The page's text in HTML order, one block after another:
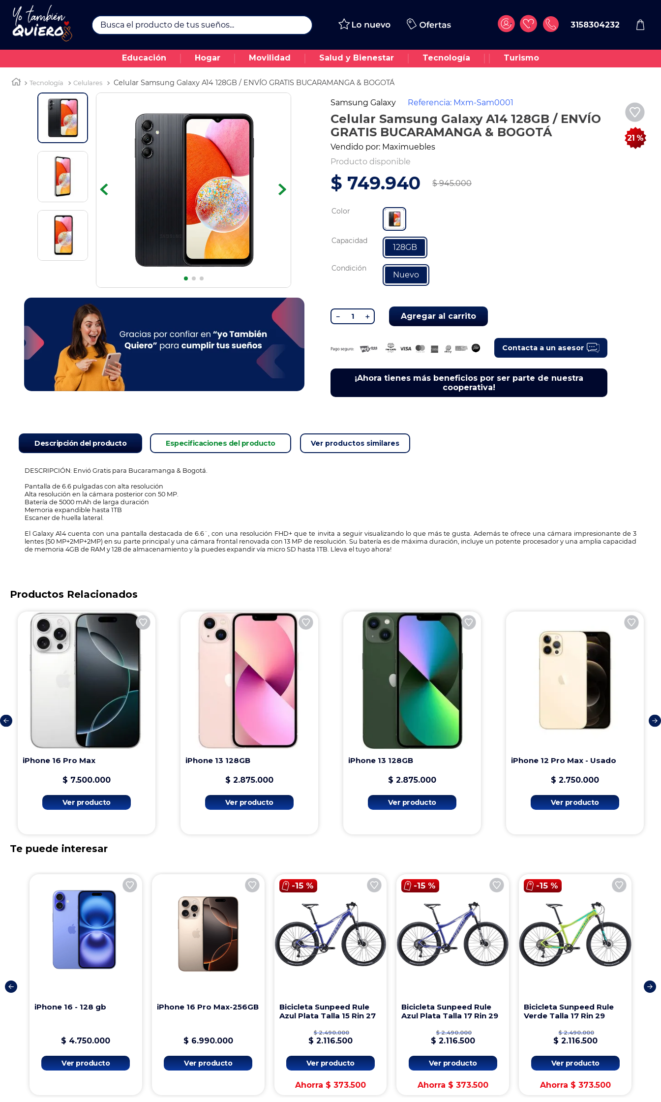
Busca el producto de tus sueños...
3158304232
Educación Hogar Movilidad Salud y Bienestar Tecnología Turismo
Tecnología Celulares Celular Samsung Galaxy A14 128GB / ENVÍO GRATIS BUCARAMANGA & BOGOTÁ
Samsung Galaxy Referencia: Mxm-Sam0001
Celular Samsung Galaxy A14 128GB / ENVÍO
GRATIS BUCARAMANGA & BOGOTÁ
Vendido por: Maximuebles
Producto disponible
$ 749.940 $ 945.000
Color
Capacidad
128GB
Condición
Nuevo
＋
－ Agregar al carrito
Contacta a un asesor
¡Ahora tienes más beneficios por ser parte de nuestra
cooperativa!
21 %
Descripción del producto Especificaciones del producto Ver productos similares
DESCRIPCIÓN: Envió Gratis para Bucaramanga & Bogotá.
Pantalla de 6.6 pulgadas con alta resolución
Alta resolución en la cámara posterior con 50 MP.
Batería de 5000 mAh de larga duración
Memoria expandible hasta 1TB
Escaner de huella lateral.
El Galaxy A14 cuenta con una pantalla destacada de 6.6¨, con una resolución FHD+ que te invita a seguir visualizando lo que más te gusta. Además te ofrece una cámara impresionante de 3
lentes (50 MP+2MP+2MP) en su parte principal y una cámara frontal renovada con 13 MP de resolución. Su batería es de máxima duración, incluye un potente procesador y una amplia capacidad
de memoria 4GB de RAM y 128 de almacenamiento y la puedes expandir vía micro SD hasta 1TB. Lleva el tuyo ahora!
Productos Relacionados
iPhone 16 Pro Max
$ 7.500.000
Ver producto
iPhone 13 128GB
$ 2.875.000
Ver producto
iPhone 13 128GB
$ 2.875.000
Ver producto
iPhone 12 Pro Max - Usado
$ 2.750.000
Ver producto
Te puede interesar
iPhone 16 - 128 gb
$ 4.750.000
Ver producto
iPhone 16 Pro Max-256GB
$ 6.990.000
Ver producto
-15 %
Bicicleta Sunpeed Rule
Azul Plata Talla 15 Rin 27
$ 2.490.000
$ 2.116.500
Ver producto
Ahorra $ 373.500
-15 %
Bicicleta Sunpeed Rule
Azul Plata Talla 17 Rin 29
$ 2.490.000
$ 2.116.500
Ver producto
Ahorra $ 373.500
-15 %
Bicicleta Sunpeed Rule
Verde Talla 17 Rin 29
$ 2.490.000
$ 2.116.500
Ver producto
Ahorra $ 373.500
TÉRMINOS MÁS BUSCADOS
3.
turismo
4.
alexas
televisores